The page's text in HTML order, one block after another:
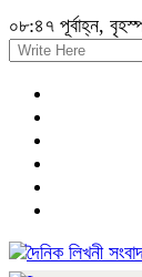
০৮:৪৭ পূর্বাহ্ন,